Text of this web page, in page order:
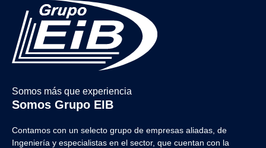
Somos más que experiencia
Somos Grupo EIB
Contamos con un selecto grupo de empresas aliadas, de
Ingeniería y especialistas en el sector, que cuentan con la